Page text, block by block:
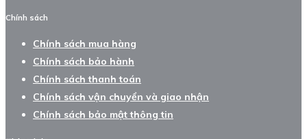
Chính sách
Chính sách mua hàng
Chính sách bảo hành
Chính sách thanh toán
Chính sách vận chuyển và giao nhận
Chính sách bảo mật thông tin